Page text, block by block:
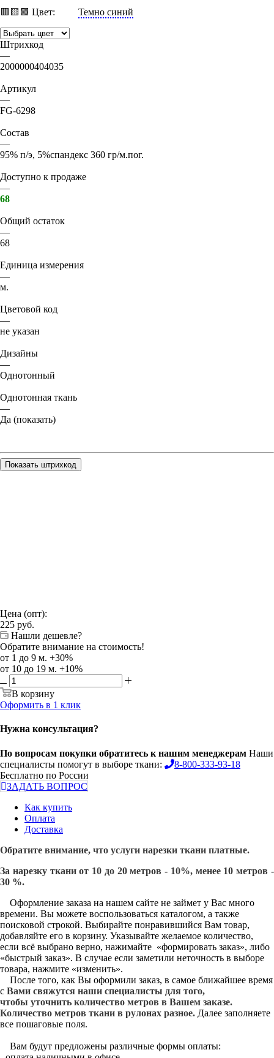
🟥 🟨 🟩 Цвет: Темно синий
Штрихкод
—
2000000404035
Артикул
—
FG-6298
Состав
—
95% п/э, 5%спандекс 360 гр/м.пог.
Доступно к продаже
—
68
Общий остаток
—
68
Единица измерения
—
м.
Цветовой код
—
не указан
Дизайны
—
Однотонный
Однотонная ткань
—
Да (показать)
Показать штрихкод
Цена (опт):
225 руб.
Нашли дешевле?
Обратите внимание на стоимость!
от 1 до 9 м. +30%
от 10 до 19 м. +10%
В корзину
Оформить в 1 клик
Нужна консультация?
По вопросам покупки обратитесь к нашим менеджерам Наши
специалисты помогут в выборе ткани:
8-800-333-93-18
Бесплатно по России
ЗАДАТЬ ВОПРОС
Как купить
Оплата
Доставка
Обратите внимание, что услуги нарезки ткани платные.
За нарезку ткани от 10 до 20 метров - 10%, менее 10 метров -
30 %.
Оформление заказа на нашем сайте не займет у Вас много
времени. Вы можете воспользоваться каталогом, а также
поисковой строкой. Выбирайте понравившийся Вам товар,
добавляйте его в корзину. Указывайте желаемое количество,
если всё выбрано верно, нажимайте «формировать заказ», либо
«быстрый заказ». В случае если заметили неточность в выборе
товара, нажмите «изменить».
После того, как Вы оформили заказ, в самое ближайшее время
с Вами свяжутся наши специалисты для того,
чтобы уточнить количество метров в Вашем заказе.
Количество метров ткани в рулонах разное. Далее заполняете
все пошаговые поля.
Вам будут предложены различные формы оплаты: